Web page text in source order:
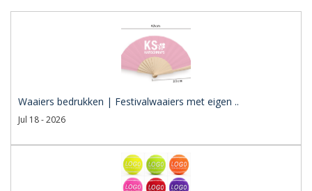
Waaiers bedrukken | Festivalwaaiers met eigen ..
Jul 18 - 2026